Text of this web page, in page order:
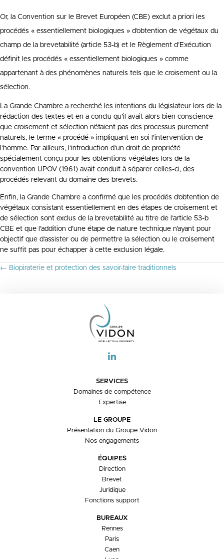
Or, la Convention sur le Brevet Européen (CBE) exclut a priori les
procédés « essentiellement biologiques » d’obtention de végétaux du
champ de la brevetabilité (article 53-b) et le Règlement d’Exécution
définit les procédés « essentiellement biologiques » comme
appartenant à des phénomènes naturels tels que le croisement ou la
sélection.
La Grande Chambre a recherché les intentions du législateur lors de la
rédaction des textes et en a conclu qu’il avait alors bien conscience
que croisement et sélection n’étaient pas des processus purement
naturels, le terme « procédé » impliquant en soi l’intervention de
l’homme. Par ailleurs, l’introduction d’un droit de propriété
spécialement conçu pour les obtentions végétales lors de la
convention UPOV (1961) avait conduit à séparer celles-ci, des
procédés relevant du domaine des brevets.
Enfin, la Grande Chambre a confirmé que les procédés d’obtention de
végétaux consistant essentiellement en des étapes de croisement et
de sélection sont exclus de la brevetabilité au titre de l’article 53-b
CBE et que l’addition d’une étape de nature technique n’ayant pour
objectif que d’assister ou de permettre la sélection ou le croisement
ne suffit pas pour échapper à cette exclusion légale.
P
← Biopiraterie et protection des savoir-faire traditionnels
SERVICES
Domaines de compétence
Expertise
LE GROUPE
Présentation du Groupe Vidon
Nos engagements
ÉQUIPES
Direction
Brevet
Juridique
Fonctions support
BUREAUX
Rennes
Paris
Caen